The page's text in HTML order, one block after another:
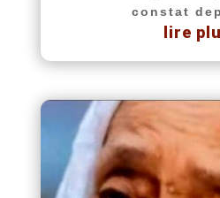
constat
lire